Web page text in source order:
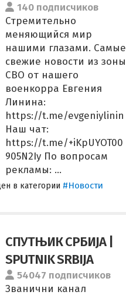
140 подписчиков
Стремительно
меняющийся мир
нашими глазами. Самые
свежие новости из зоны
СВО от нашего
военкорра Евгения
Линина:
https://t.me/evgeniylinin
Наш чат:
https://t.me/+iKpUYOT00
905N2Iy По вопросам
рекламы: ...
в категории #Новости
СПУТЊИК СРБИJА |
SPUTNIK SRBIJA
54047 подписчиков
Званични канал